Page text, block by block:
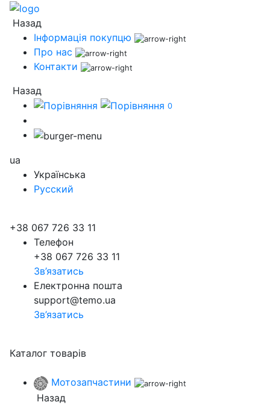
Назад
Інформація покупцю
Про нас
Контакти
Назад
0
ua
Українська
Русский
+38 067 726 33 11
Телефон
+38 067 726 33 11
Зв’язатись
Електронна пошта
support@temo.ua
Зв’язатись
Каталог товарів
Мотозапчастини
Назад